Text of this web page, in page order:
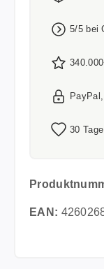
5/5 bei
30
EAN: